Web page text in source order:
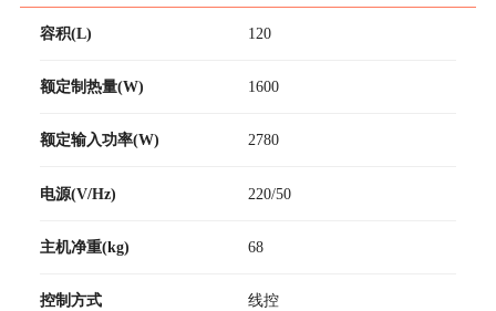
容积(L) 120
额定制热量(W) 1600
额定输入功率(W) 2780
电源(V/Hz) 220/50
主机净重(kg) 68
控制方式 线控